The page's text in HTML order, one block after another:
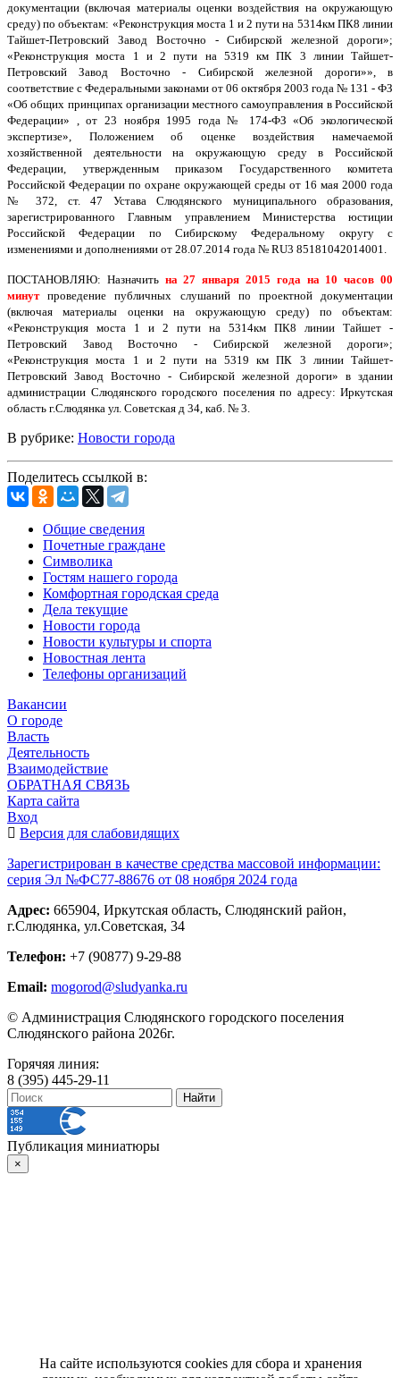
документации (включая материалы оценки воздействия на окружающую
среду) по объектам: «Реконструкция моста 1 и 2 пути на 5314км ПК8 линии
Тайшет-Петровский Завод Восточно - Сибирской железной дороги»;
«Реконструкция моста 1 и 2 пути на 5319 км ПК 3 линии Тайшет-
Петровский Завод Восточно - Сибирской железной дороги»», в
соответствие с Федеральными законами от 06 октября 2003 года № 131 - ФЗ
«Об общих принципах организации местного самоуправления в Российской
Федерации» , от 23 ноября 1995 года № 174-ФЗ «Об экологической
экспертизе», Положением об оценке воздействия намечаемой
хозяйственной деятельности на окружающую среду в Российской
Федерации, утвержденным приказом Государственного комитета
Российской Федерации по охране окружающей среды от 16 мая 2000 года
№ 372, ст. 47 Устава Слюдянского муниципального образования,
зарегистрированного Главным управлением Министерства юстиции
Российской Федерации по Сибирскому Федеральному округу с
изменениями и дополнениями от 28.07.2014 года № RU3 85181042014001.
ПОСТАНОВЛЯЮ: Назначить на 27 января 2015 года на 10 часов 00
минут
проведение публичных слушаний по проектной документации
(включая материалы оценки на окружающую среду) по объектам:
«Реконструкция моста 1 и 2 пути на 5314км ПК8 линии Тайшет -
Петровский Завод Восточно - Сибирской железной дороги»;
«Реконструкция моста 1 и 2 пути на 5319 км ПК 3 линии Тайшет-
Петровский Завод Восточно - Сибирской железной дороги» в здании
администрации Слюдянского городского поселения по адресу: Иркутская
область г.Слюдянка ул. Советская д 34, каб. № 3.
В рубрике: Новости города
Поделитесь ссылкой в:
Общие сведения
Почетные граждане
Символика
Гостям нашего города
Комфортная городская среда
Дела текущие
Новости города
Новости культуры и спорта
Новостная лента
Телефоны организаций
Вакансии
О городе
Власть
Деятельность
Взаимодействие
ОБРАТНАЯ СВЯЗЬ
Карта сайта
Вход
Версия для слабовидящих
Зарегистрирован в качестве средства массовой информации:
серия Эл №ФС77-88676 от 08 ноября 2024 года
Адрес: 665904, Иркутская область, Слюдянский район,
г.Слюдянка, ул.Советская, 34
Телефон: +7 (90877) 9-29-88
Email: mogorod@sludyanka.ru
© Администрация Слюдянского городского поселения
Слюдянского района 2026г.
Горячяя линия:
8 (395) 445-29-11
Публикация миниатюры
×
На сайте используются cookies для сбора и хранения